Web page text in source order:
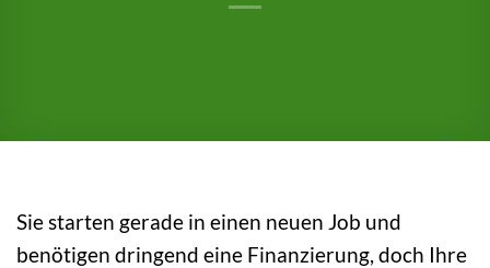
Sie starten gerade in einen neuen Job und
benötigen dringend eine Finanzierung, doch Ihre